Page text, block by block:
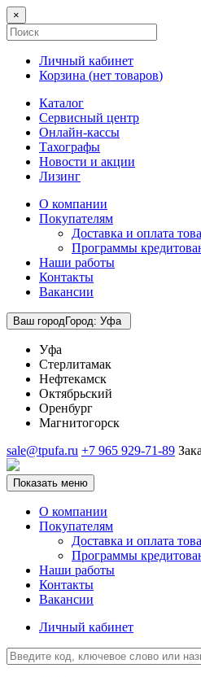
×
Личный кабинет
Корзина (нет товаров)
Каталог
Сервисный центр
Онлайн-кассы
Тахографы
Новости и акции
Лизинг
О компании
Покупателям
Доставка и оплата
Программы
Наши работы
Контакты
Вакансии
Ваш городГород: Уфа
Уфа
Стерлитамак
Нефтекамск
Октябрьский
Оренбург
Магнитогорск
sale@tpufa.ru +7 965 929-71-89
Показать меню
О компании
Покупателям
Доставка и оплата
Программы
Наши работы
Контакты
Вакансии
Личный кабинет